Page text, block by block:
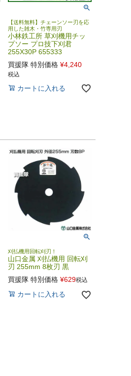
【送料無料】チェーンソー刃を応
用した雑木・竹専用刃
小林鉄工所 草刈機用チッ
プソー プロ技下刈君
255X30P 655333
買援隊 特別価格 ¥4,240
税込
カートに入れる
刈払機用回転刈刃！
山口金属 刈払機用 回転刈
刃 255mm 8枚刃 黒
買援隊 特別価格 ¥629税込
カートに入れる